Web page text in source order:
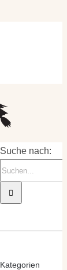
Suche nach:
Kategorien